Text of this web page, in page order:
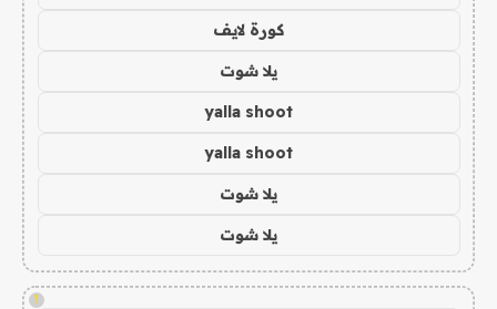
كورة لايف
يلا شوت
yalla shoot
yalla shoot
يلا شوت
يلا شوت
!